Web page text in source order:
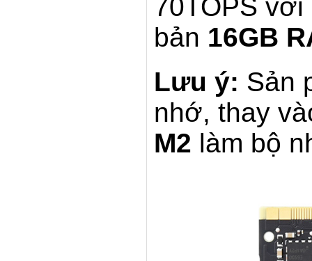
70TOPS
bản 16GB
Lưu ý: Sản
nhớ, thay
M2 làm bộ